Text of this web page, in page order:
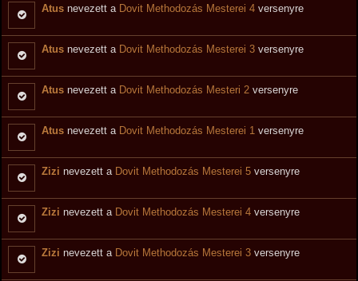
Atus nevezett a Dovit Methodozás Mesterei 4 versenyre
Atus nevezett a Dovit Methodozás Mesterei 3 versenyre
Atus nevezett a Dovit Methodozás Mesteri 2 versenyre
Atus nevezett a Dovit Methodozás Mesterei 1 versenyre
Zizi nevezett a Dovit Methodozás Mesterei 5 versenyre
Zizi nevezett a Dovit Methodozás Mesterei 4 versenyre
Zizi nevezett a Dovit Methodozás Mesterei 3 versenyre